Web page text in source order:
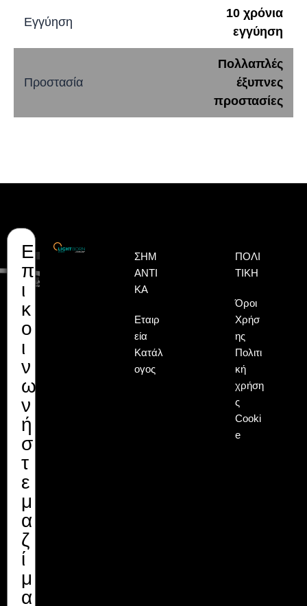
Εγγύηση
10 χρόνια
εγγύηση
Προστασία
Πολλαπλές
έξυπνες
προστασίες
Ε
π
ι
κ
ο
ι
ν
ω
ν
ή
σ
τ
ε
μ
α
ζ
ί
μ
α
Όνομα
Επώνυμο
Email
ΣΗΜ
ΑΝΤΙ
ΚΆ
Εταιρ
εία
Κατάλ
ογος
ΠΟΛΙ
ΤΙΚΉ
Όροι
Χρήσ
ης
Πολιτι
κή
χρήση
ς
Cooki
e